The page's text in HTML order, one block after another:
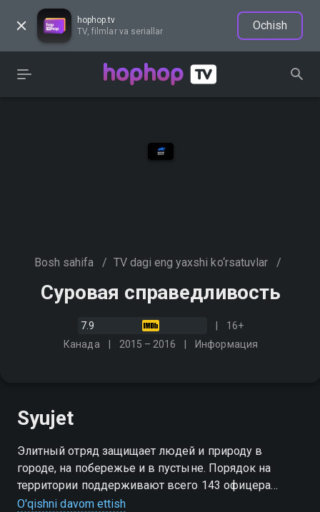
hophop.tv
TV, filmlar va seriallar
Ochish
Bosh sahifa / TV dagi eng yaxshi ko‘rsatuvlar /
Суровая справедливость
7.9
16+
Канада
2015 – 2016 Информация
Syujet
Элитный отряд защищает людей и природу в
городе, на побережье и в пустыне. Порядок на
территории поддерживают всего 143 офицера
полиции, которые ежедневно рискуют жизнью,
O'qishni davom ettish